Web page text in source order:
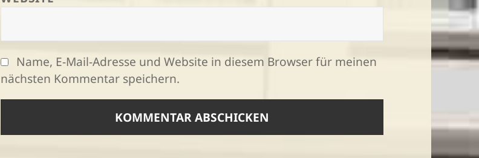
Name, E-Mail-Adresse und Website in diesem Browser für meinen
nächsten Kommentar speichern.